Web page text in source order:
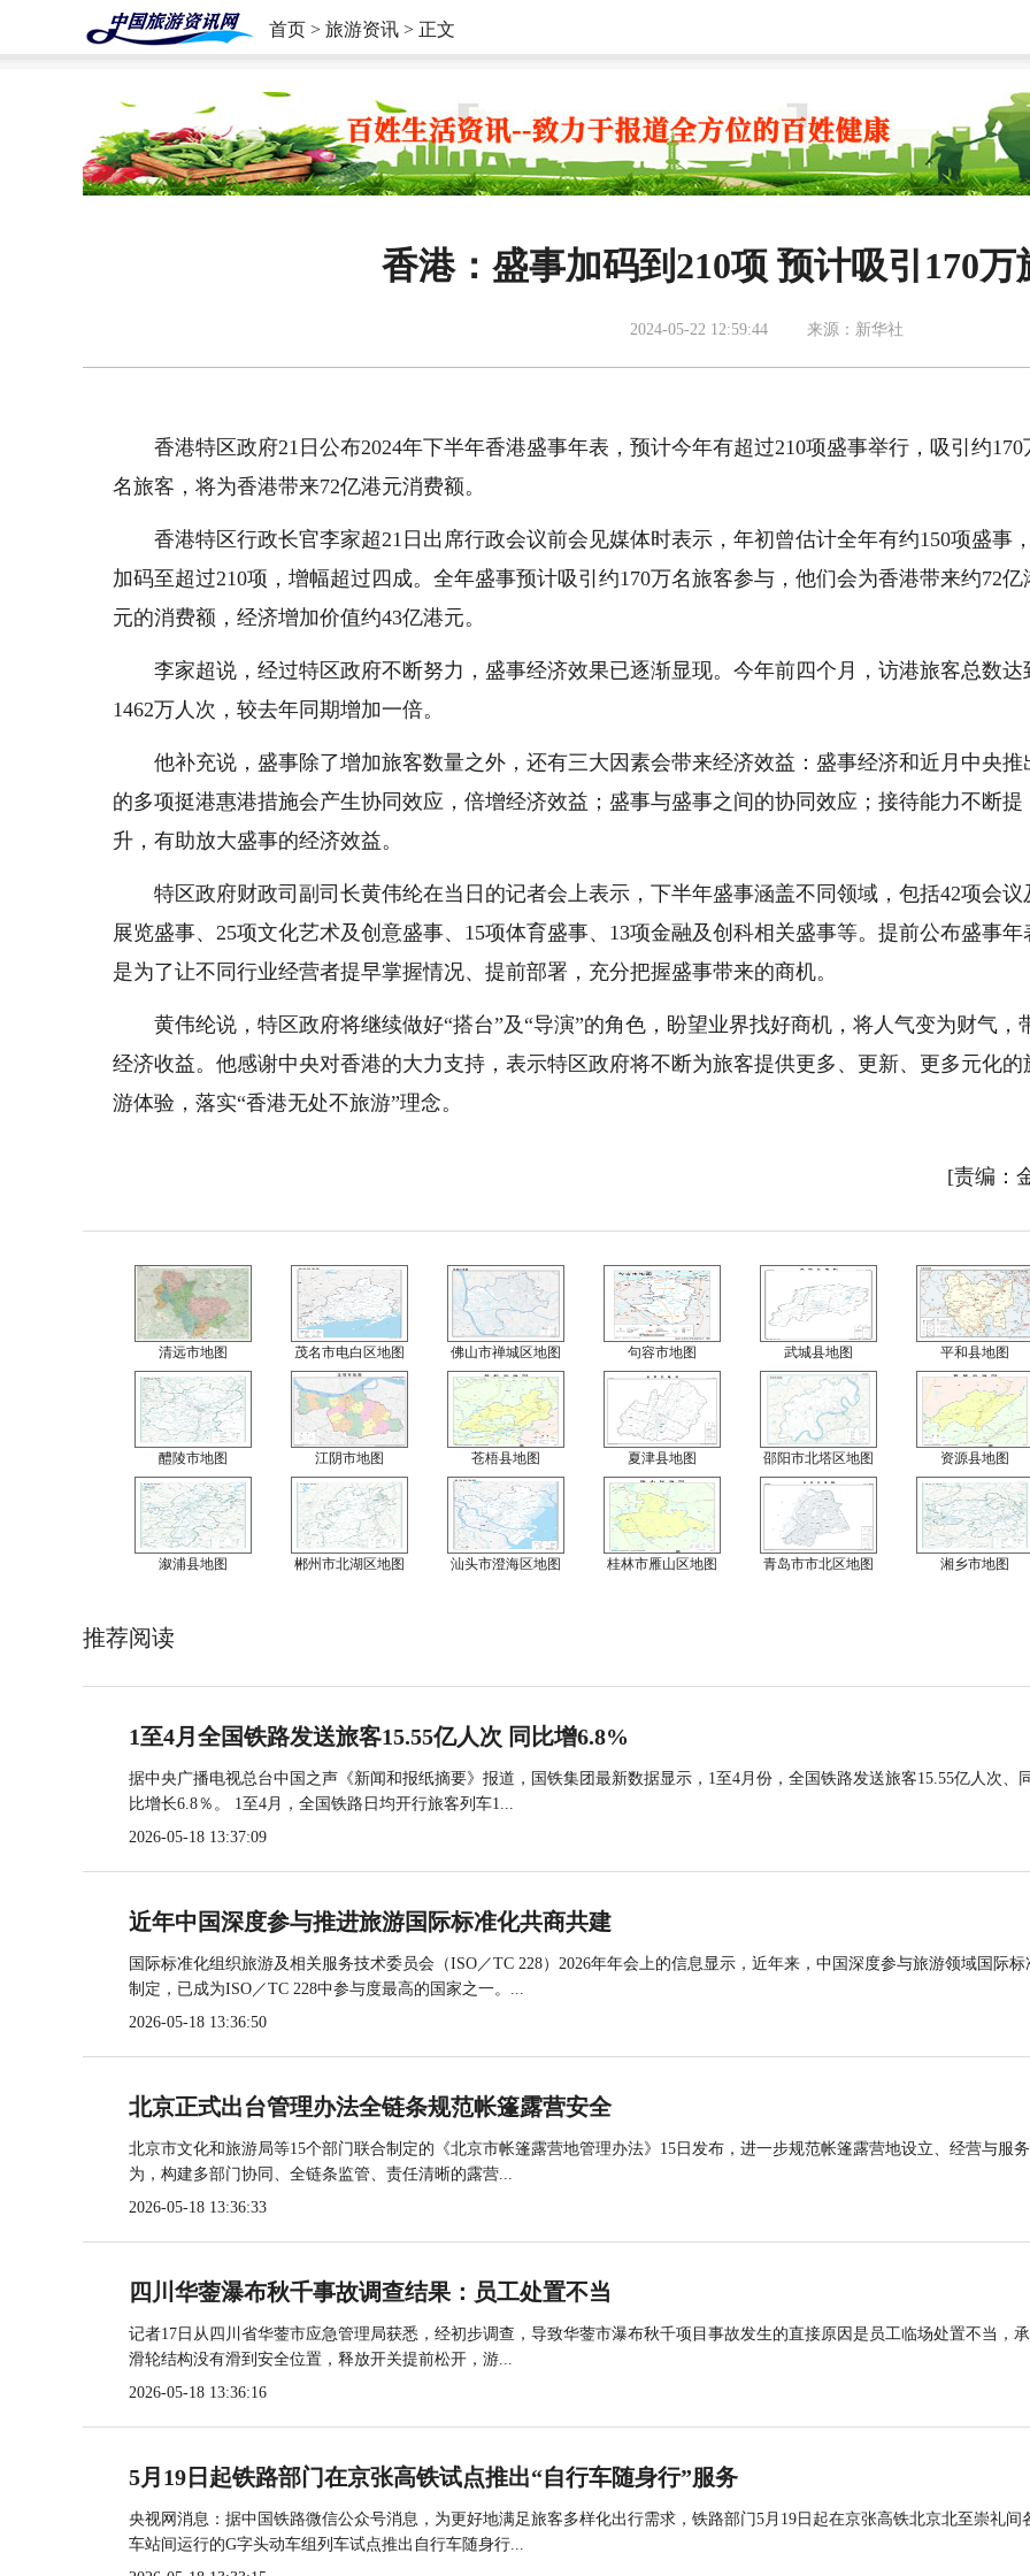
首页 > 旅游资讯 > 正文
香港：盛事加码到210项 预计吸引170万
2024-05-22 12:59:44 来源：新华社
香港特区政府21日公布2024年下半年香港盛事年表，预计今年有超过210项盛事举行，吸引约170
名旅客，将为香港带来72亿港元消费额。
香港特区行政长官李家超21日出席行政会议前会见媒体时表示，年初曾估计全年有约150项盛事
加码至超过210项，增幅超过四成。全年盛事预计吸引约170万名旅客参与，他们会为香港带来约72亿
元的消费额，经济增加价值约43亿港元。
李家超说，经过特区政府不断努力，盛事经济效果已逐渐显现。今年前四个月，访港旅客总数达
1462万人次，较去年同期增加一倍。
他补充说，盛事除了增加旅客数量之外，还有三大因素会带来经济效益：盛事经济和近月中央推
的多项挺港惠港措施会产生协同效应，倍增经济效益；盛事与盛事之间的协同效应；接待能力不断提
升，有助放大盛事的经济效益。
特区政府财政司副司长黄伟纶在当日的记者会上表示，下半年盛事涵盖不同领域，包括42项会议
展览盛事、25项文化艺术及创意盛事、15项体育盛事、13项金融及创科相关盛事等。提前公布盛事年
是为了让不同行业经营者提早掌握情况、提前部署，充分把握盛事带来的商机。
黄伟纶说，特区政府将继续做好“搭台”及“导演”的角色，盼望业界找好商机，将人气变为财气，
经济收益。他感谢中央对香港的大力支持，表示特区政府将不断为旅客提供更多、更新、更多元化的
游体验，落实“香港无处不旅游”理念。
[责编：
清远市地图 茂名市电白区地图 佛山市禅城区地图 句容市地图 武城县地图 平和县地图
醴陵市地图 江阴市地图 苍梧县地图 夏津县地图 邵阳市北塔区地图 资源县地图
溆浦县地图 郴州市北湖区地图 汕头市澄海区地图 桂林市雁山区地图 青岛市市北区地图 湘乡市地图
推荐阅读
1至4月全国铁路发送旅客15.55亿人次 同比增6.8%
据中央广播电视总台中国之声《新闻和报纸摘要》报道，国铁集团最新数据显示，1至4月份，全国铁路发送旅客15.55亿人次、
比增长6.8％。 1至4月，全国铁路日均开行旅客列车1...
2026-05-18 13:37:09
近年中国深度参与推进旅游国际标准化共商共建
国际标准化组织旅游及相关服务技术委员会（ISO／TC 228）2026年年会上的信息显示，近年来，中国深度参与旅游领域国际标
制定，已成为ISO／TC 228中参与度最高的国家之一。...
2026-05-18 13:36:50
北京正式出台管理办法全链条规范帐篷露营安全
北京市文化和旅游局等15个部门联合制定的《北京市帐篷露营地管理办法》15日发布，进一步规范帐篷露营地设立、经营与服
为，构建多部门协同、全链条监管、责任清晰的露营...
2026-05-18 13:36:33
四川华蓥瀑布秋千事故调查结果：员工处置不当
记者17日从四川省华蓥市应急管理局获悉，经初步调查，导致华蓥市瀑布秋千项目事故发生的直接原因是员工临场处置不当，
滑轮结构没有滑到安全位置，释放开关提前松开，游...
2026-05-18 13:36:16
5月19日起铁路部门在京张高铁试点推出“自行车随身行”服务
央视网消息：据中国铁路微信公众号消息，为更好地满足旅客多样化出行需求，铁路部门5月19日起在京张高铁北京北至崇礼间
车站间运行的G字头动车组列车试点推出自行车随身行...